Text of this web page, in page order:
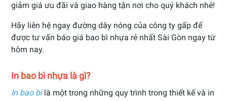
giảm giá ưu đãi và giao hàng tận nơi cho quý khách nhé!
Hãy liên hệ ngay đường dây nóng của công ty gấp để
được tư vấn báo giá bao bì nhựa rẻ nhất Sài Gòn ngay từ
hôm nay.
In bao bì nhựa là gì?
In bao bìlà một trong những quy trình trong thiết kế và in